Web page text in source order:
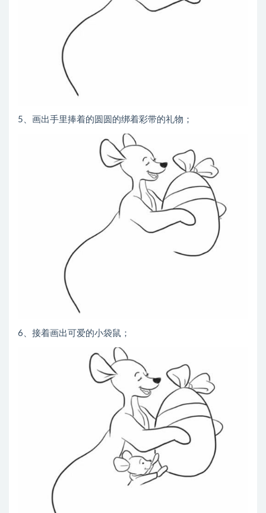
5、画出手里捧着的圆圆的绑着彩带的礼物；
6、接着画出可爱的小袋鼠；